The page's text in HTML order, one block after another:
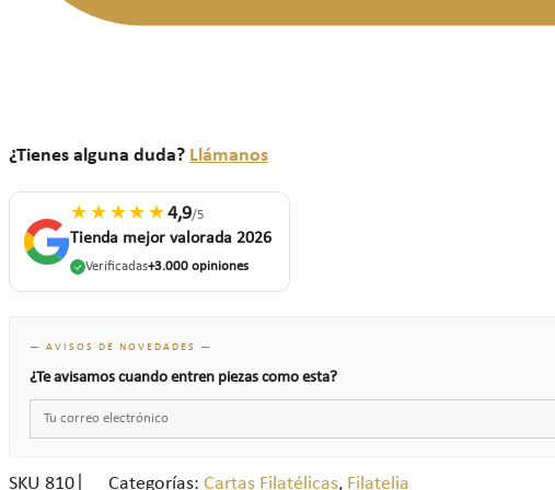
¿Tienes alguna duda? Llámanos
★★★★★4,9/5
Tienda mejor valorada 2026
Verificadas+3.000 opiniones
— AVISOS DE NOVEDADES —
¿Te avisamos cuando entren piezas como esta?
SKU 810 Categorías: Cartas Filatélicas, Filatelia